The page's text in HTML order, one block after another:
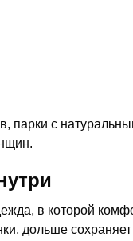
парки с
в которой
дольше сохраняет